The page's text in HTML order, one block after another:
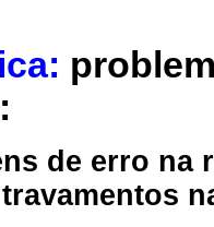
de erro